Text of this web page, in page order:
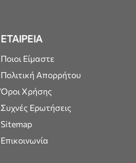
ΕΤΑΙΡΕΙΑ
Ποιοι Είμαστε
Πολιτική Απορρήτου
Όροι Χρήσης
Συχνές Ερωτήσεις
Sitemap
Επικοινωνία